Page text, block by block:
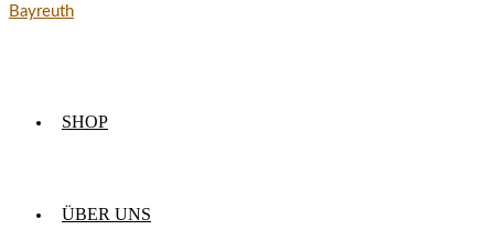
SHOP
ÜBER UNS